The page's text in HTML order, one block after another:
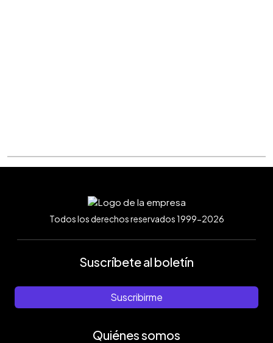
Todos los derechos reservados 1999-2026
Suscríbete al boletín
Suscribirme
Quiénes somos